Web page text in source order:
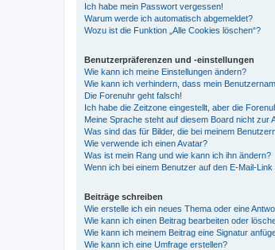
Ich habe mein Passwort vergessen!
Warum werde ich automatisch abgemeldet?
Wozu ist die Funktion „Alle Cookies löschen“?
Benutzerpräferenzen und -einstellungen
Wie kann ich meine Einstellungen ändern?
Wie kann ich verhindern, dass mein
Die Forenuhr geht falsch!
Ich habe die Zeitzone eingestellt, aber die
Meine Sprache steht auf diesem Board nicht zur
Was sind das für Bilder, die bei meinem
Wie verwende ich einen Avatar?
Was ist mein Rang und wie kann ich ihn ändern?
Wenn ich bei einem Benutzer auf den E-Mail-
Beiträge schreiben
Wie erstelle ich ein neues Thema oder eine
Wie kann ich einen Beitrag bearbeiten oder
Wie kann ich meinem Beitrag eine Signatur
Wie kann ich eine Umfrage erstellen?